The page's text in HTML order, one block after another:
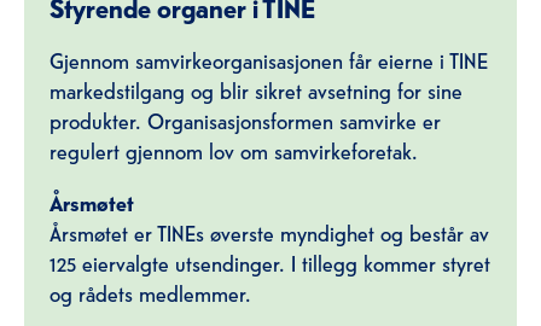
Gjennom samvirkeorganisasjonen får eierne i TINE
markedstilgang og blir sikret avsetning for sine
produkter. Organisasjonsformen samvirke er
regulert gjennom lov om samvirkeforetak.
Årsmøtet
Årsmøtet er TINEs øverste myndighet og består av
125 eiervalgte utsendinger. I tillegg kommer styret
og rådets medlemmer.